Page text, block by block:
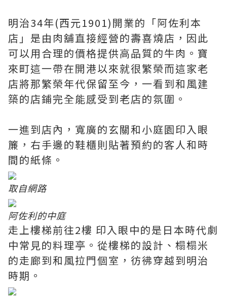
明治34年(西元1901)開業的「阿佐利本
店」是由肉舖直接經營的壽喜燒店，因此
可以用合理的價格提供高品質的牛肉。寶
來町這一帶在開港以來就很繁榮而這家老
店將那繁榮年代保留至今，一看到和風建
築的店鋪完全能感受到老店的氛圍。
一進到店內，寬廣的玄關和小庭園印入眼
簾，右手邊的鞋櫃則貼著預約的客人和時
間的紙條。
取自網路
阿佐利的中庭
走上樓梯前往2樓 印入眼中的是日本時代劇
中常見的料理亭。從樓梯的設計、榻榻米
的走廊到和風拉門個室，彷彿穿越到明治
時期。